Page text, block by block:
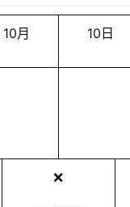
10月 10日
❌